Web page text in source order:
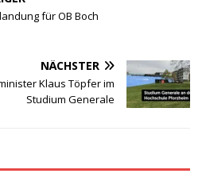
für OB Boch
NÄCHSTER
Klaus Töpfer im
Studium Generale